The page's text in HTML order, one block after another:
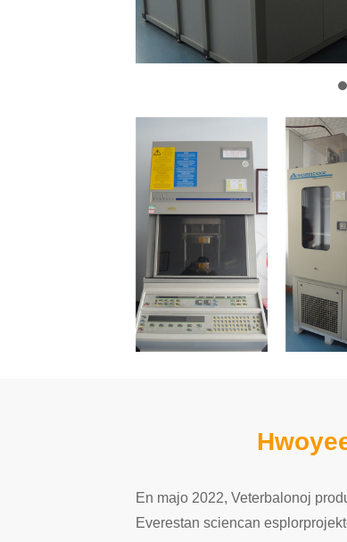
En majo 2022, Veterbalonoj
Everestan sciencan